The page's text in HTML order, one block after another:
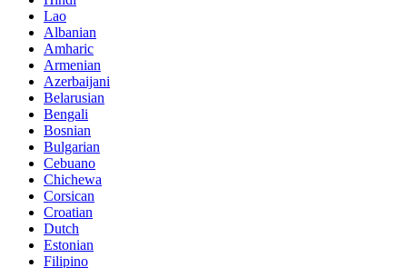
Lao
Albanian
Amharic
Armenian
Azerbaijani
Belarusian
Bengali
Bosnian
Bulgarian
Cebuano
Chichewa
Corsican
Croatian
Dutch
Estonian
Filipino